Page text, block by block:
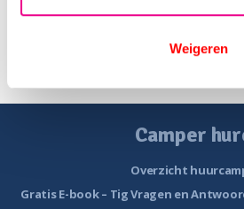
Weigeren
Plaats / Provincie: Haren
Bürstner
Camper
Overzicht
Gratis E-book – Tig Vragen en